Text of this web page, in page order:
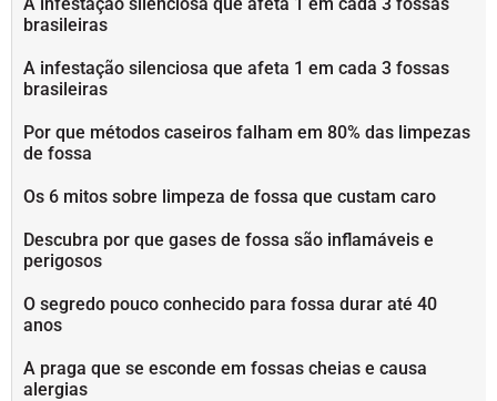
brasileiras
A infestação silenciosa que afeta 1 em cada 3 fossas
brasileiras
Por que métodos caseiros falham em 80% das limpezas
de fossa
Os 6 mitos sobre limpeza de fossa que custam caro
Descubra por que gases de fossa são inflamáveis e
perigosos
O segredo pouco conhecido para fossa durar até 40
anos
A praga que se esconde em fossas cheias e causa
alergias